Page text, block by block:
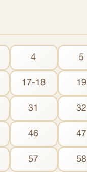
4 5
17-18 19
31 32
46 47
57 58